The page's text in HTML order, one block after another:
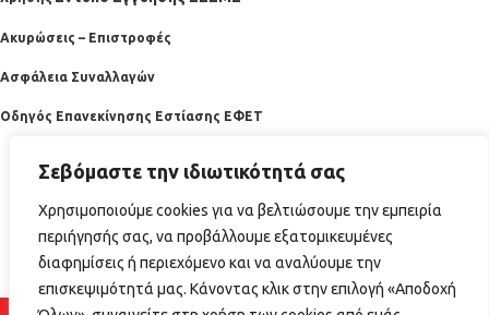
Σεβόμαστε την ιδιωτικότητά σας
Χρησιμοποιούμε cookies για να βελτιώσουμε την εμπειρία
περιήγησής σας, να προβάλλουμε εξατομικευμένες
διαφημίσεις ή περιεχόμενο και να αναλύουμε την
επισκεψιμότητά μας. Κάνοντας κλικ στην επιλογή «Αποδοχή
Ακυρώσεις – Επιστροφές
Ασφάλεια Συναλλαγών
Οδηγός Επανεκίνησης Εστίασης ΕΦΕΤ
2025 horecabazaar.gr